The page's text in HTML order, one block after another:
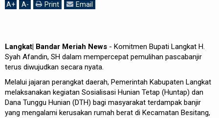
A+ A- Print Email
Langkat| Bandar Meriah News - Komitmen Bupati Langkat H.
Syah Afandin, SH dalam mempercepat pemulihan pascabanjir
terus diwujudkan secara nyata.
Melalui jajaran perangkat daerah, Pemerintah Kabupaten Langkat
melaksanakan kegiatan Sosialisasi Hunian Tetap (Huntap) dan
Dana Tunggu Hunian (DTH) bagi masyarakat terdampak banjir
yang mengalami kerusakan rumah berat di Kecamatan Besitang,